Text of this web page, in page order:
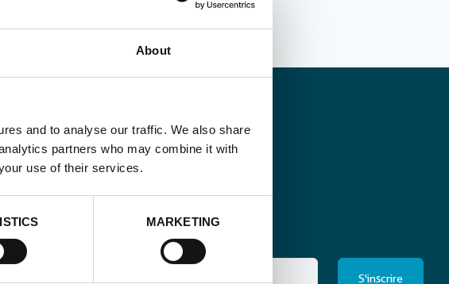
About
and to analyse our traffic. We also share
partners who may combine it with
use of their services.
MARKETING